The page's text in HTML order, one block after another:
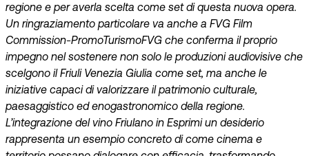
regione e per averla scelta come set di questa nuova opera.
Un ringraziamento particolare va anche a FVG Film
Commission-PromoTurismoFVG che conferma il proprio
impegno nel sostenere non solo le produzioni audiovisive che
scelgono il Friuli Venezia Giulia come set, ma anche le
iniziative capaci di valorizzare il patrimonio culturale,
paesaggistico ed enogastronomico della regione.
L’integrazione del vino Friulano in Esprimi un desiderio
rappresenta un esempio concreto di come cinema e